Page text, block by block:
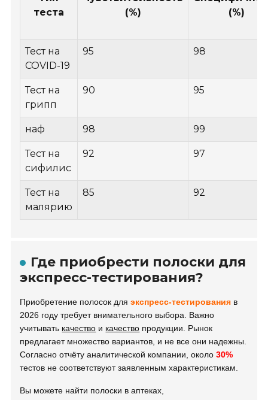
теста
(%)
(%)
Тест на
COVID-19
95 98
Тест на
грипп
90 95
наф 98 99
Тест на
сифилис
92 97
Тест на
малярию
85 92
Где приобрести полоски для
экспресс-тестирования?
Приобретение полосок дляэкспресс-тестирования в
2026 году требует внимательного выбора. Важно
учитывать качество и качество продукции. Рынок
предлагает множество вариантов, и не все они надежны.
Согласно отчёту аналитической компании, около30%
тестов не соответствуют заявленным характеристикам.
Вы можете найти полоски в аптеках,